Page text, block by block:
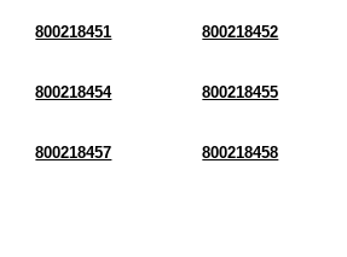
800218451 800218452
800218454 800218455
800218457 800218458